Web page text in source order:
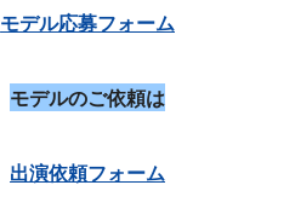
モデル応募フォーム
モデルのご依頼は
出演依頼フォーム